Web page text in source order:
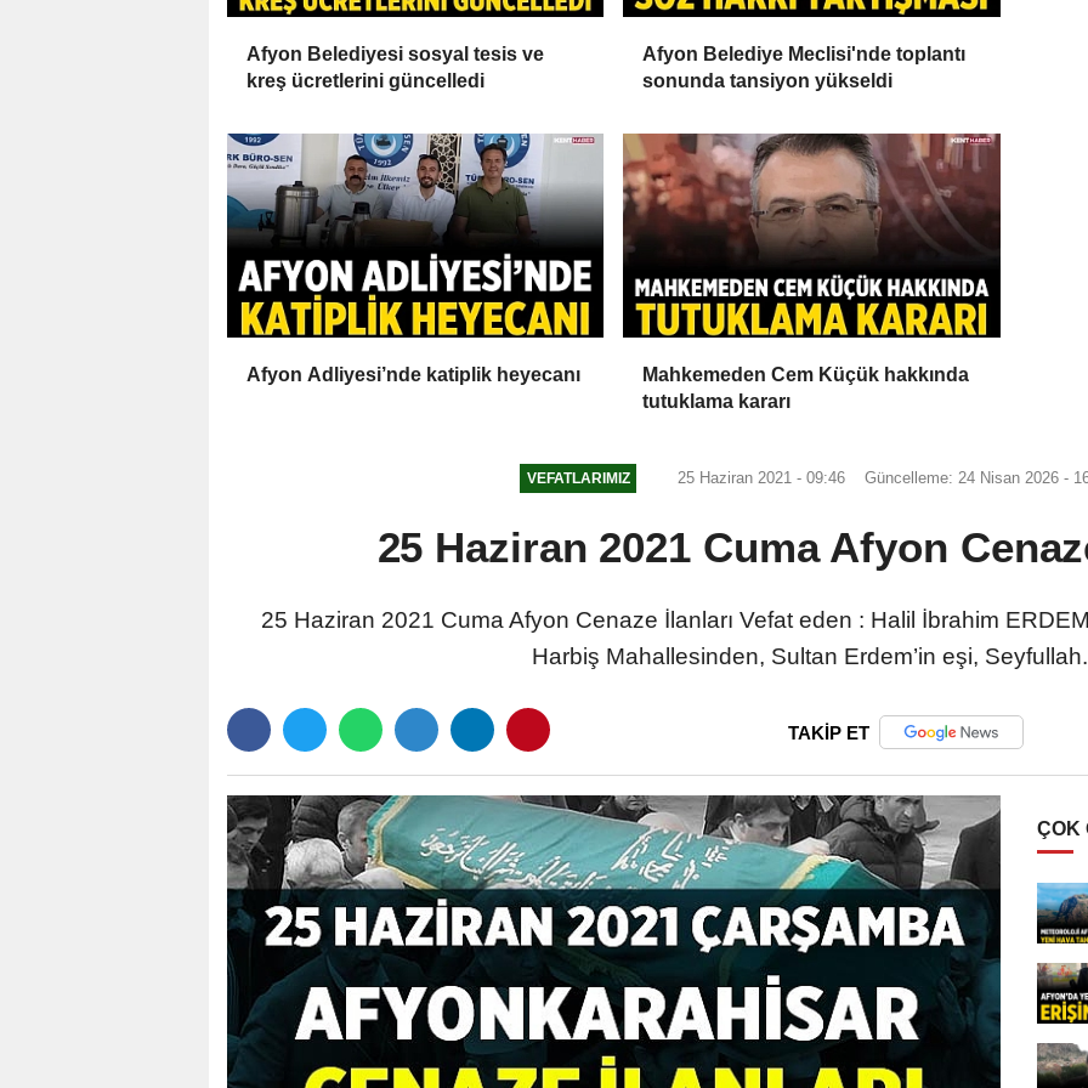
Afyon Belediyesi sosyal tesis ve
kreş ücretlerini güncelledi
Afyon Belediye Meclisi'nde toplantı
sonunda tansiyon yükseldi
Afyon Adliyesi’nde katiplik heyecanı
Mahkemeden Cem Küçük hakkında
tutuklama kararı
VEFATLARIMIZ 25 Haziran 2021 - 09:46 Güncelleme: 24 Nisan 2026 -
25 Haziran 2021 Cuma Afyon
25 Haziran 2021 Cuma Afyon Cenaze İlanları Vefat eden : Halil İbrahim
Harbiş Mahallesinden, Sultan Erdem’in eşi,
TAKİP ET
ÇOK